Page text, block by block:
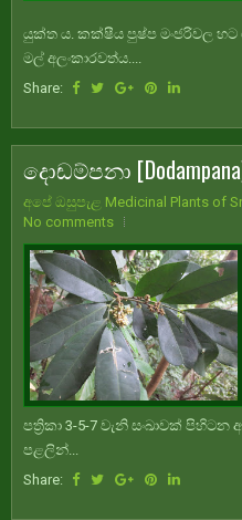
යුක්ත ය. කක්ෂීය පුෂ්ප මංජරිවල හට
මල් අලංකාරවත්ය....
Share:
දොඬම්පනා [Dodampana]
අපේ ඔසුපැළ Medicinal Plants of
No comments
පත්‍රිකා 3-5-7 වැනි සංඛාවක් පිහිටන
පළලින්...
Share: